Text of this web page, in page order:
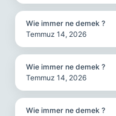
Wie immer ne demek ?
Temmuz 14, 2026
Wie immer ne demek ?
Temmuz 14, 2026
Wie immer ne demek ?